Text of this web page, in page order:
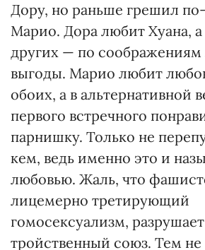
Дору, но раньше грешил
Марио. Дора любит Хуана, а
других — по
выгоды. Марио любит
обоих, а в альтернативной
первого встречного
парнишку. Только не
кем, ведь именно это и
любовью. Жаль, что
лицемерно третирующий
гомосексуализм, разрушает
тройственный союз. Тем не